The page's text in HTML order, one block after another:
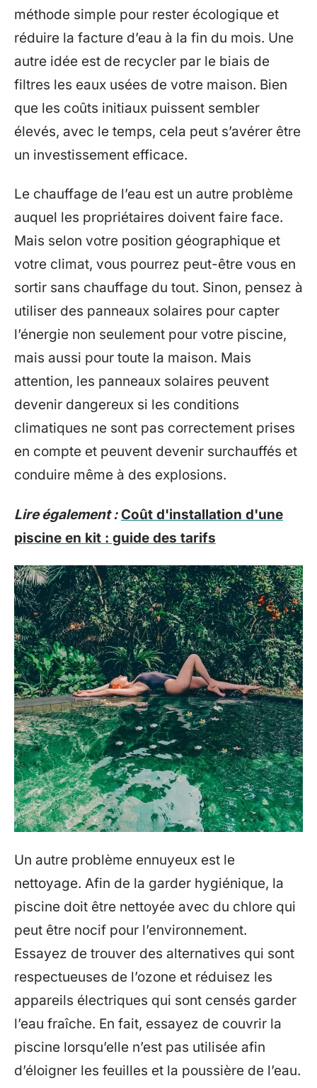
méthode simple pour rester écologique et
réduire la facture d’eau à la fin du mois. Une
autre idée est de recycler par le biais de
filtres les eaux usées de votre maison. Bien
que les coûts initiaux puissent sembler
élevés, avec le temps, cela peut s’avérer être
un investissement efficace.
Le chauffage de l’eau est un autre problème
auquel les propriétaires doivent faire face.
Mais selon votre position géographique et
votre climat, vous pourrez peut-être vous en
sortir sans chauffage du tout. Sinon, pensez à
utiliser des panneaux solaires pour capter
l’énergie non seulement pour votre piscine,
mais aussi pour toute la maison. Mais
attention, les panneaux solaires peuvent
devenir dangereux si les conditions
climatiques ne sont pas correctement prises
en compte et peuvent devenir surchauffés et
conduire même à des explosions.
Lire également : Coût d'installation d'une
piscine en kit : guide des tarifs
Un autre problème ennuyeux est le
nettoyage. Afin de la garder hygiénique, la
piscine doit être nettoyée avec du chlore qui
peut être nocif pour l’environnement.
Essayez de trouver des alternatives qui sont
respectueuses de l’ozone et réduisez les
appareils électriques qui sont censés garder
l’eau fraîche. En fait, essayez de couvrir la
piscine lorsqu’elle n’est pas utilisée afin
d’éloigner les feuilles et la poussière de l’eau.